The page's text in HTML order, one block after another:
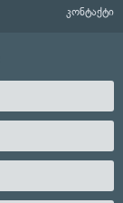
კონტაქტი